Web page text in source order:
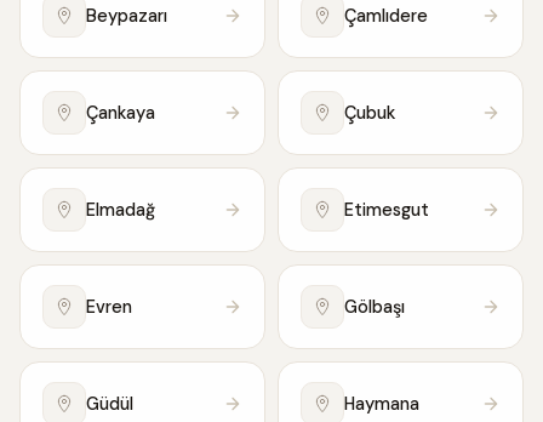
Beypazarı Çamlıdere
Çankaya Çubuk
Elmadağ Etimesgut
Evren Gölbaşı
Güdül Haymana